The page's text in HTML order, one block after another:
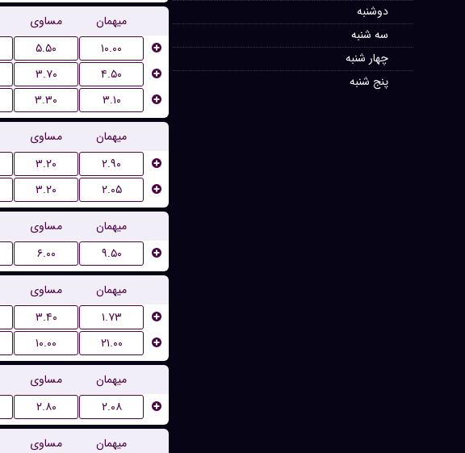
دوشنبه
سه شنبه
چهار شنبه
پنج شنبه
مساوی
میهمان
۵.۵۰
۱۰.۰۰
۳.۷۰
۴.۵۰
۳.۳۰ ۳.۱۰
مساوی
میهمان
۳.۲۰
۲.۹۰
۳.۲۰ ۲.۰۵
مساوی
میهمان
۶.۰۰ ۹.۵۰
مساوی
میهمان
۳.۴۰
۱.۷۳
۱۰.۰۰ ۲۱.۰۰
مساوی
میهمان
۲.۸۰ ۲.۰۸
مساوی
میهمان